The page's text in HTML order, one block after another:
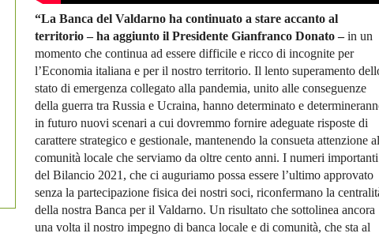
“La Banca del Valdarno ha continuato a stare accanto al
territorio – ha aggiunto il Presidente Gianfranco Donato –in un
momento che continua ad essere difficile e ricco di incognite per
l’Economia italiana e per il nostro territorio. Il lento superamento
stato di emergenza collegato alla pandemia, unito alle conseguenze
della guerra tra Russia e Ucraina, hanno determinato e
in futuro nuovi scenari a cui dovremmo fornire adeguate risposte di
carattere strategico e gestionale, mantenendo la consueta attenzione
comunità locale che serviamo da oltre cento anni. I numeri importanti
del Bilancio 2021, che ci auguriamo possa essere l’ultimo approvato
senza la partecipazione fisica dei nostri soci, riconfermano la
della nostra Banca per il Valdarno. Un risultato che sottolinea ancora
una volta il nostro impegno di banca locale e di comunità, che sta al